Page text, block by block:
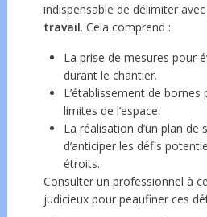
indispensable de délimiter
travail. Cela comprend :
La prise de mesures pour
durant le chantier.
L’établissement de bornes
limites de l’espace.
La réalisation d’un plan de
d’anticiper les défis
étroits.
Consulter un professionnel à
judicieux pour peaufiner ces